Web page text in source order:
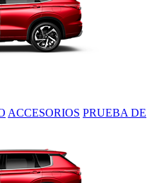
ACCESORIOS PRUEBA DE